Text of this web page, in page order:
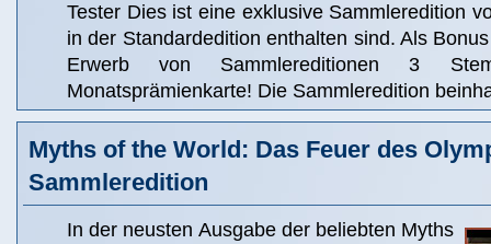
Tester Dies ist eine exklusive Sammleredition
in der Standardedition enthalten sind. Als
Erwerb von Sammlereditionen 3
Monatsprämienkarte! Die Sammleredition
Myths of the World: Das Feuer des
Sammleredition
In der neusten Ausgabe der beliebten Myths